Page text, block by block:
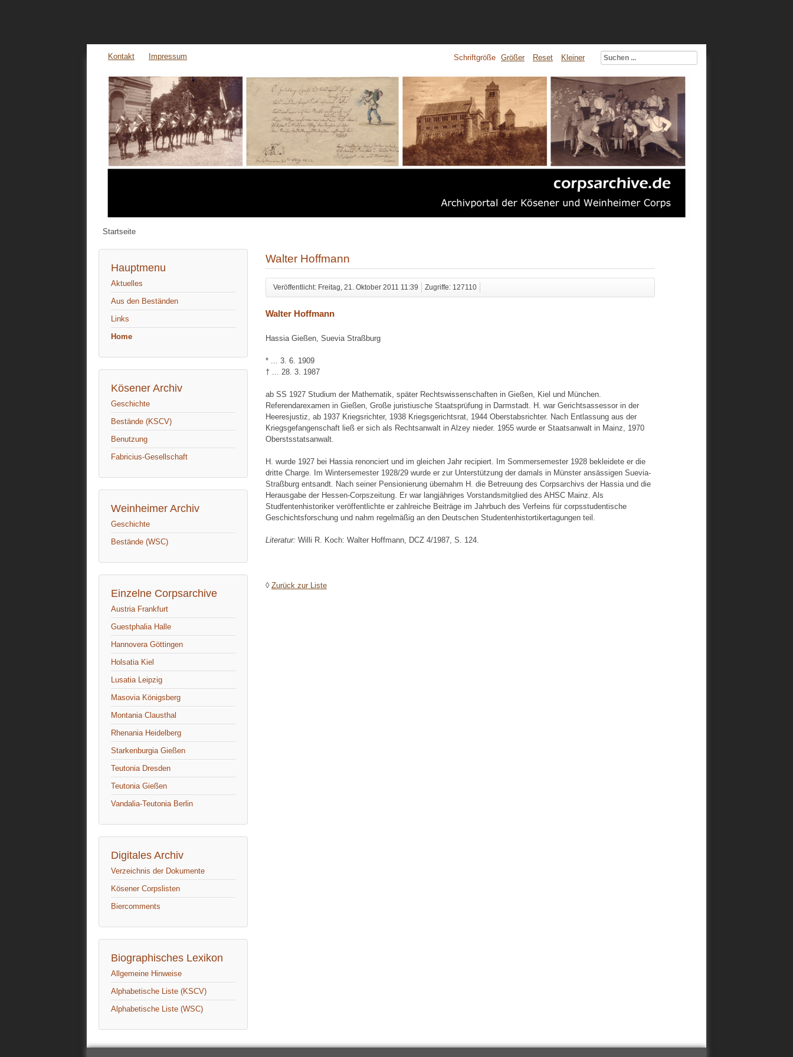
Kontakt Impressum Schriftgröße Größer Reset Kleiner
Startseite
Hauptmenu
Aktuelles
Aus den Beständen
Links
Home
Kösener Archiv
Geschichte
Bestände (KSCV)
Benutzung
Fabricius-Gesellschaft
Weinheimer Archiv
Geschichte
Bestände (WSC)
Einzelne Corpsarchive
Austria Frankfurt
Guestphalia Halle
Hannovera Göttingen
Holsatia Kiel
Lusatia Leipzig
Masovia Königsberg
Montania Clausthal
Rhenania Heidelberg
Starkenburgia Gießen
Teutonia Dresden
Teutonia Gießen
Vandalia-Teutonia Berlin
Digitales Archiv
Verzeichnis der Dokumente
Kösener Corpslisten
Biercomments
Biographisches Lexikon
Allgemeine Hinweise
Alphabetische Liste (KSCV)
Alphabetische Liste (WSC)
Walter Hoffmann
Veröffentlicht: Freitag, 21. Oktober 2011 11:39 Zugriffe: 127110
Walter Hoffmann
Hassia Gießen, Suevia Straßburg
* ... 3. 6. 1909
† ... 28. 3. 1987
ab SS 1927 Studium der Mathematik, später Rechtswissenschaften in Gießen, Kiel und München.
Referendarexamen in Gießen, Große juristiusche Staatsprüfung in Darmstadt. H. war Gerichtsassessor in der
Heeresjustiz, ab 1937 Kriegsrichter, 1938 Kriegsgerichtsrat, 1944 Oberstabsrichter. Nach Entlassung aus der
Kriegsgefangenschaft ließ er sich als Rechtsanwalt in Alzey nieder. 1955 wurde er Staatsanwalt in Mainz, 1970
Oberstsstatsanwalt.
H. wurde 1927 bei Hassia renonciert und im gleichen Jahr recipiert. Im Sommersemester 1928 bekleidete er die
dritte Charge. Im Wintersemester 1928/29 wurde er zur Unterstützung der damals in Münster ansässigen Suevia-
Straßburg entsandt. Nach seiner Pensionierung übernahm H. die Betreuung des Corpsarchivs der Hassia und die
Herausgabe der Hessen-Corpszeitung. Er war langjähriges Vorstandsmitglied des AHSC Mainz. Als
Studfentenhistoriker veröffentlichte er zahlreiche Beiträge im Jahrbuch des Verfeins für corpsstudentische
Geschichtsforschung und nahm regelmäßig an den Deutschen Studentenhistortikertagungen teil.
Literatur: Willi R. Koch: Walter Hoffmann, DCZ 4/1987, S. 124.
◊ Zurück zur Liste